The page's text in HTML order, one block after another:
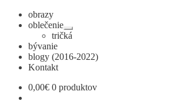
obrazy
oblečenie
Rozbaliť
podradené
tričká
bývanie
blogy (2016-2022)
Kontakt
0,00€ 0 produktov